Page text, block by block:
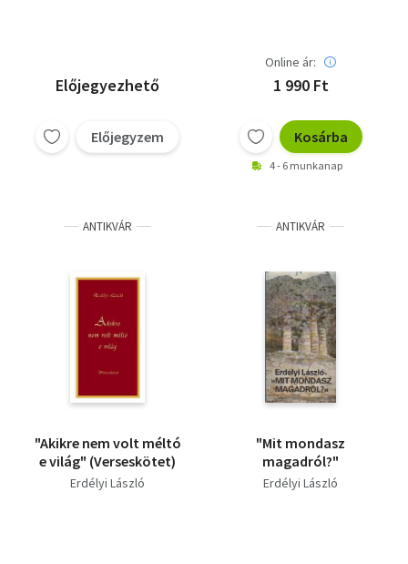
Előjegyezhető
Előjegyzem
Online ár:
1 990 Ft
Kosárba
4 - 6 munkanap
ANTIKVÁR
"Akikre nem volt méltó
e világ" (Verseskötet)
Erdélyi László
ANTIKVÁR
"Mit mondasz
magadról?"
Erdélyi László